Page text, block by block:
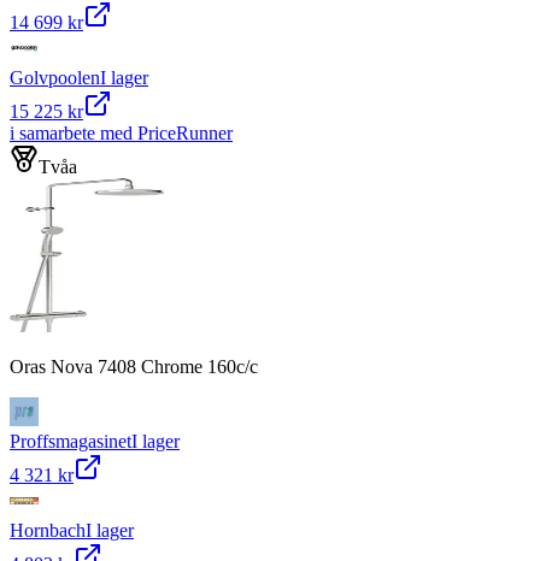
14 699 kr
GolvpoolenI lager
15 225 kr
i samarbete med PriceRunner
Tvåa
Oras Nova 7408 Chrome 160c/c
ProffsmagasinetI lager
4 321 kr
HornbachI lager